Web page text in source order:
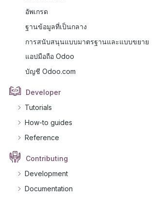
อัพเกรด
ฐานข้อมูลที่เป็นกลาง
การสนับสนุนแบบมาตรฐานและแบบขยาย
แอปมือถือ Odoo
บัญชี Odoo.com
Developer
Tutorials
How-to guides
Reference
Contributing
Development
Documentation